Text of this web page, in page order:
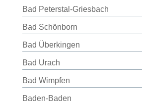
Bad Peterstal-Griesbach
Bad Schönborn
Bad Überkingen
Bad Urach
Bad Wimpfen
Baden-Baden